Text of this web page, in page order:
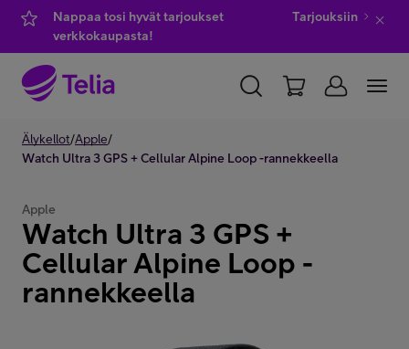
Nappaa tosi hyvät tarjoukset
verkkokaupasta!
Tarjouksiin
YKSITYISILLE
Kauppa
IT-palvelut
Älykellot/Apple/
Watch Ultra 3 GPS + Cellular Alpine Loop -rannekkeella
Apple
Watch Ultra 3 GPS +
Cellular Alpine Loop -
rannekkeella